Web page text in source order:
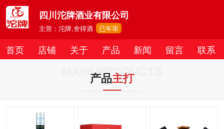
四川沱牌酒业有限公司
主营：沱牌,舍得酒 已年审
首页 店铺 关于 产品 新闻 留言 联系
MAIN PRODUCTS
产品主打